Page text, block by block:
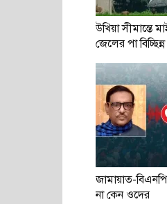
উখিয়া সীমান্তে
জেলের পা বিচ্ছিন্ন
জামায়াত-
না কেন ওদের